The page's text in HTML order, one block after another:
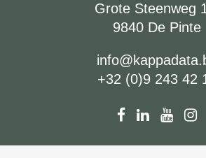
Grote Steenweg
9840 De Pinte
+32 (0)9 243 42